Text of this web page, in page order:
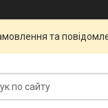
та